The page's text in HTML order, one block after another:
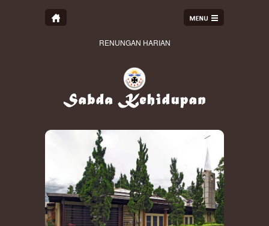
RENUNGAN HARIAN